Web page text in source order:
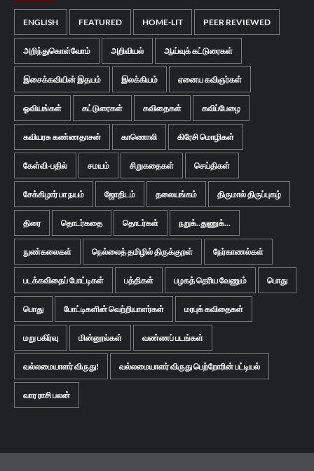
ENGLISH FEATURED HOME-LIT PEER REVIEWED
அறிந்துகொள்வோம் அறிவியல் ஆய்வுக் கட்டுரைகள்
இசைக்கவியின் இதயம் இலக்கியம் ஏனைய கவிஞர்கள்
ஓவியங்கள் கட்டுரைகள் கவிதைகள் கவிப்பேழை
கவியரசு கண்ணதாசன் காணொலி கிரேசி மொழிகள்
கேள்வி-பதில் சமயம் சிறுகதைகள் செய்திகள்
சேக்கிழார் பா நயம் ஜோதிடம் தலையங்கம் திருமால் திருப்புகழ்
திரை தொடர்கதை தொடர்கள் நறுக்..துணுக்...
நுண்கலைகள் நெல்லைத் தமிழில் திருக்குறள் நேர்காணல்கள்
படக்கவிதைப் போட்டிகள் பத்திகள் பழகத் தெரிய வேணும் பொது
பொது போட்டிகளின் வெற்றியாளர்கள் மரபுக் கவிதைகள்
மறு பகிர்வு மின்னூல்கள் வண்ணப் படங்கள்
வல்லமையாளர் விருது! வல்லமையாளர் விருது பெற்றோரின் பட்டியல்
வார ராசி பலன்